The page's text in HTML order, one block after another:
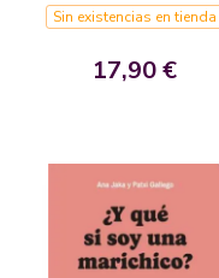
Sin existencias en tienda
17,90 €